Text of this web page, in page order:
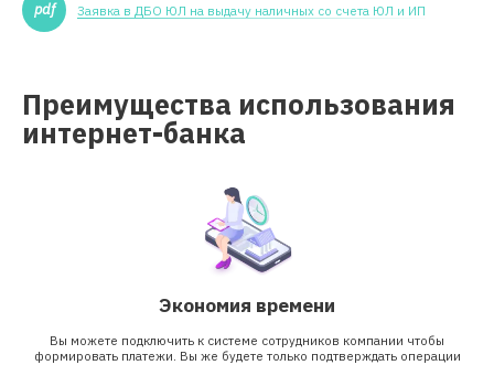
Заявка в ДБО ЮЛ на выдачу наличных со счета ЮЛ и ИП
Преимущества использования
интернет-банка
Экономия времени
Вы можете подключить к системе сотрудников компании чтобы
формировать платежи. Вы же будете только подтверждать операции